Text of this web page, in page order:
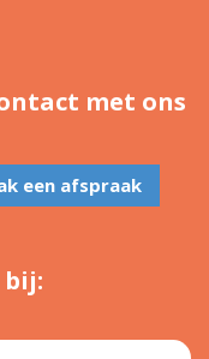
met ons
een afspraak
bij: